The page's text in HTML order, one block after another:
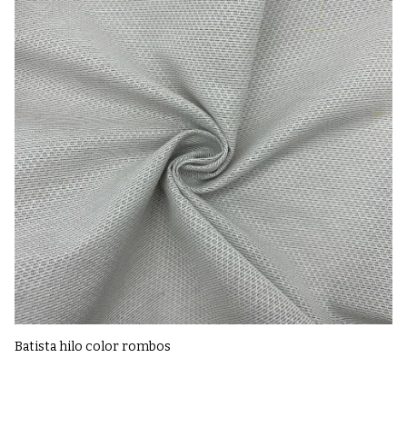
Batista hilo color rombos